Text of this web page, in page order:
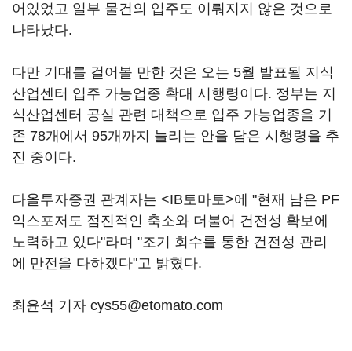
어있었고 일부 물건의 입주도 이뤄지지 않은 것으로
나타났다.
다만 기대를 걸어볼 만한 것은 오는 5월 발표될 지식
산업센터 입주 가능업종 확대 시행령이다. 정부는 지
식산업센터 공실 관련 대책으로 입주 가능업종을 기
존 78개에서 95개까지 늘리는 안을 담은 시행령을 추
진 중이다.
다올투자증권 관계자는 <IB토마토>에 "현재 남은 PF
익스포저도 점진적인 축소와 더불어 건전성 확보에
노력하고 있다"라며 "조기 회수를 통한 건전성 관리
에 만전을 다하겠다"고 밝혔다.
최윤석 기자 cys55@etomato.com